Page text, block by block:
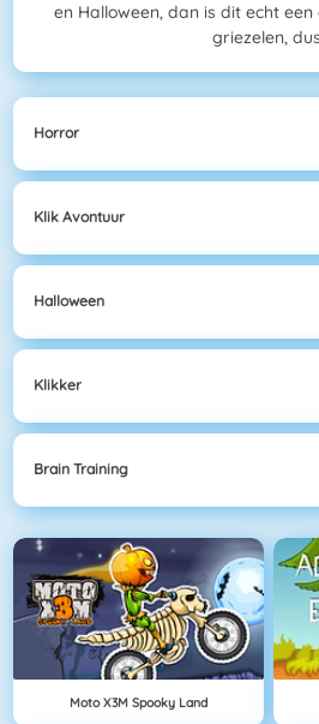
en Halloween, dan is dit echt
griezelen,
Horror
Klik Avontuur
Halloween
Klikker
Brain Training
Moto X3M Spooky Land